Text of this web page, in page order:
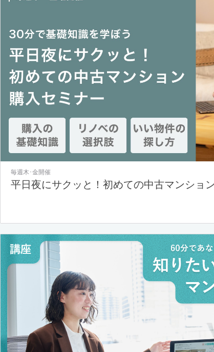
毎週木･金開催
平日夜にサクッと！初めての中古マンショ